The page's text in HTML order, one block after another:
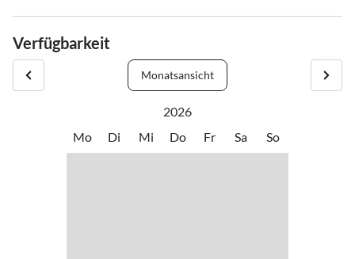
Verfügbarkeit
Monatsansicht
2026
Mo
Di Mi Do Fr Sa So